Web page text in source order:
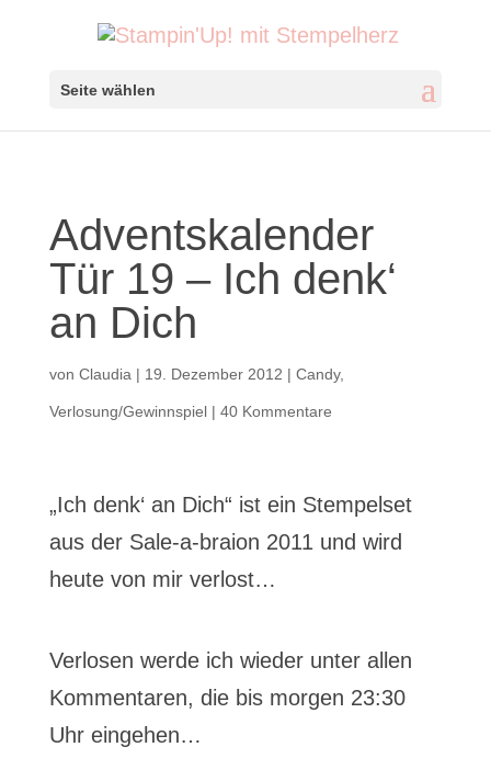
Seite wählen
Adventskalender
Tür 19 – Ich denk‘
an Dich
von Claudia | 19. Dezember 2012 | Candy,
Verlosung/Gewinnspiel| 40 Kommentare
„Ich denk‘ an Dich“ ist ein Stempelset
aus der Sale-a-braion 2011 und wird
heute von mir verlost…
Verlosen werde ich wieder unter allen
Kommentaren, die bis morgen 23:30
Uhr eingehen…